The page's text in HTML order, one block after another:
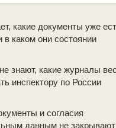
какие документы уже
в каком они состоянии
знают, какие журналы
инспектору по России
и согласия
данным не закрывают